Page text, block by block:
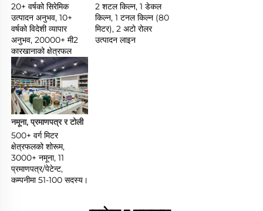
20+ वर्षको सिरेमिक
उत्पादन अनुभव, 10+
वर्षको विदेशी व्यापार
अनुभव, 20000+ मी2
कारखानाको क्षेत्रफल
2 शटल किल्न, 1 डेकल
किल्न, 1 टनल किल्न (80
मिटर), 2 अटो रोलर
उत्पादन लाइन
नमूना, प्रमाणपत्र र टोली
500+ वर्ग मिटर
क्षेत्रफलको शोरूम,
3000+ नमूना, 11
प्रमाणपत्र/पेटेन्ट,